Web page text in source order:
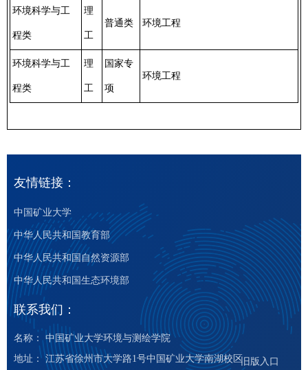
环境科学与工
程类
理
工
普通类 环境工程
环境科学与工
程类
理
工
国家专
项
环境工程
友情链接：
中国矿业大学
中华人民共和国教育部
中华人民共和国自然资源部
中华人民共和国生态环境部
联系我们：
名称： 中国矿业大学环境与测绘学院
地址： 江苏省徐州市大学路1号中国矿业大学南湖校区旧版入口